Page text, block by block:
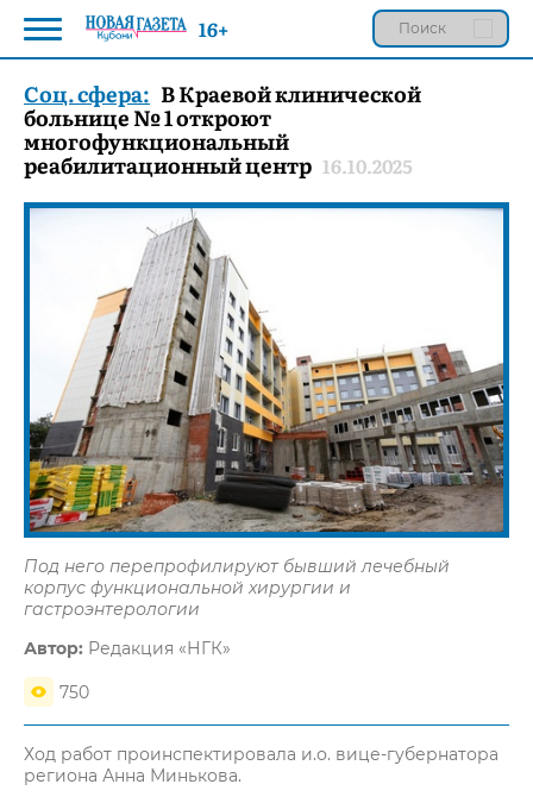
Соц. сфера: В Краевой клинической
больнице № 1 откроют
многофункциональный
реабилитационный центр 16.10.2025
Под него перепрофилируют бывший лечебный
корпус функциональной хирургии и
гастроэнтерологии
Автор: Редакция «НГК»
750
Ход работ проинспектировала и.о. вице-губернатора
региона Анна Минькова.
16+